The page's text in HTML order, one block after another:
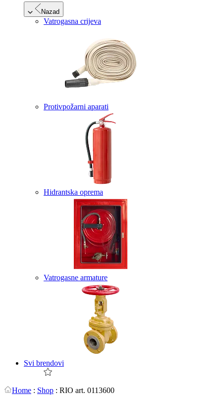
Nazad
Vatrogasna crijeva
Protivpožarni aparati
Hidrantska oprema
Vatrogasne armature
Svi brendovi
Home : Shop : RIO art. 0113600